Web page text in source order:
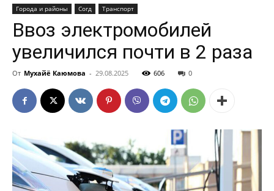
Города и районы Согд Транспорт
Ввоз электромобилей
увеличился почти в 2 раза
От Мухайё Каюмова - 29.08.2025 606 0